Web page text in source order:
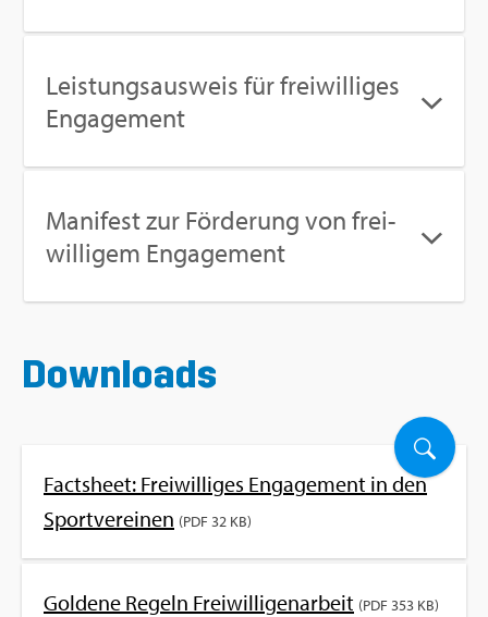
Leis­tungs­aus­weis für frei­wil­li­ges
En­ga­ge­ment
Ma­ni­fest zur För­de­rung von frei­
wil­li­gem En­ga­ge­ment
Down­loads
Facts­heet: Frei­wil­li­ges En­ga­ge­ment in den
Sport­ver­ei­nen (PDF 32 KB)
Gol­de­ne Re­geln Frei­wil­li­gen­ar­beit (PDF 353 KB)